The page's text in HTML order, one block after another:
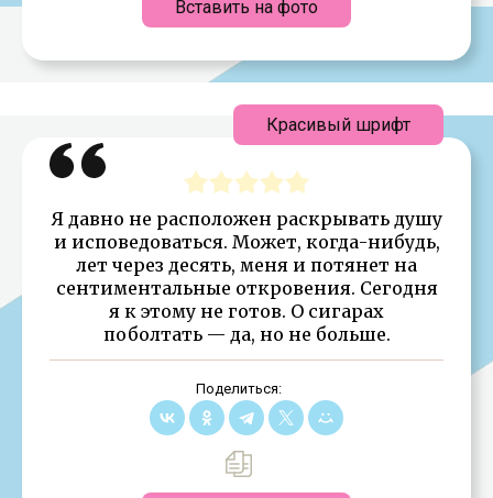
Вставить на фото
Я давно не расположен раскрывать душу
и исповедоваться. Может, когда-нибудь,
лет через десять, меня и потянет на
сентиментальные откровения. Сегодня
я к этому не готов. О сигарах
поболтать — да, но не больше.
Поделиться:
Красивый шрифт